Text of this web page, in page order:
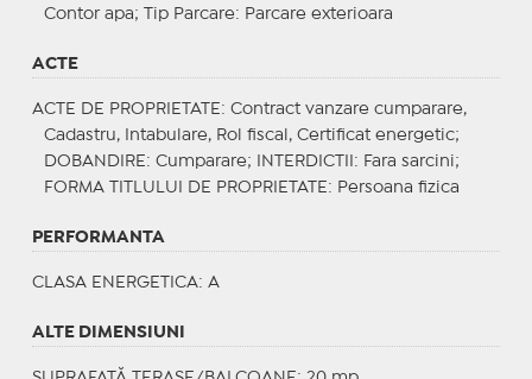
Contor apa;
Tip Parcare: Parcare exterioara
ACTE
ACTE DE PROPRIETATE : Contract vanzare cumparare,
Cadastru, Intabulare, Rol fiscal, Certificat energetic;
DOBANDIRE : Cumparare; INTERDICTII : Fara sarcini;
FORMA TITLULUI DE PROPRIETATE : Persoana fizica
PERFORMANTA
CLASA ENERGETICA: A
ALTE DIMENSIUNI